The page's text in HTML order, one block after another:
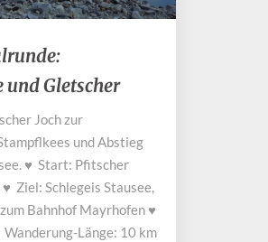
und Gletscher
Joch zur
und Abstieg
♥ Start: Pfitscher
♥ Ziel: Schlegeis Stausee,
Bahnhof Mayrhofen ♥
Länge: 10 km